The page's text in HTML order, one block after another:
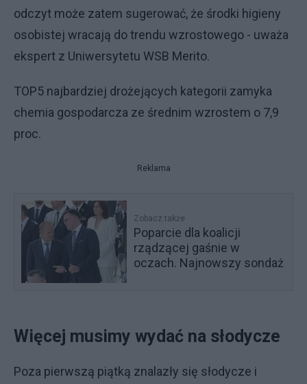
odczyt może zatem sugerować, że środki higieny
osobistej wracają do trendu wzrostowego - uważa
ekspert z Uniwersytetu WSB Merito.
TOP5 najbardziej drożejących kategorii zamyka
chemia gospodarcza ze średnim wzrostem o 7,9
proc.
Reklama
Zobacz także
Poparcie dla koalicji
rządzącej gaśnie w
oczach. Najnowszy sondaż
Więcej musimy wydać na słodycze
Poza pierwszą piątką znalazły się słodycze i